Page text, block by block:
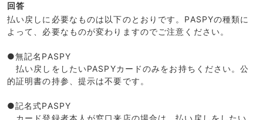
回答
払い戻しに必要なものは以下のとおりです。PASPYの種類に
よって、必要なものが変わりますのでご注意ください。
●無記名PASPY
払い戻しをしたいPASPYカードのみをお持ちください。公
的証明書の持参、提示は不要です。
●記名式PASPY
カード登録者本人が窓口来店の場合は、払い戻しをしたい